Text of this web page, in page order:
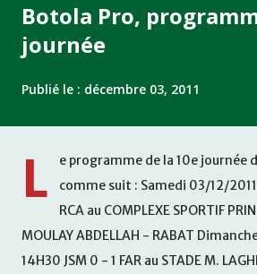
Botola Pro,
journée
Publié le : décembre 03, 2011
L
e programme de la 10e journée
comme suit : Samedi 03/12/
RCA au COMPLEXE SPORTIF
MOULAY ABDELLAH - RABAT
14H30 JSM 0 - 1 FAR au STADE M.